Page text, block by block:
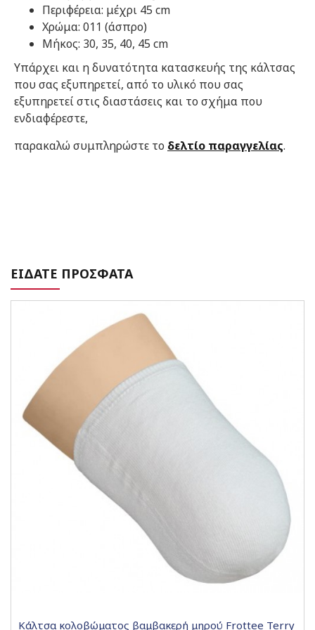
Περιφέρεια: μέχρι 45 cm
Χρώμα: 011 (άσπρο)
Μήκος: 30, 35, 40, 45 cm
Υπάρχει και η δυνατότητα κατασκευής της κάλτσας
που σας εξυπηρετεί, από το υλικό που σας
εξυπηρετεί στις διαστάσεις και το σχήμα που
ενδιαφέρεστε,
παρακαλώ συμπληρώστε το δελτίο παραγγελίας.
ΕΙΔΑΤΕ ΠΡΟΣΦΑΤΑ
Κάλτσα κολοβώματος βαμβακερή μηρού Frottee Terry